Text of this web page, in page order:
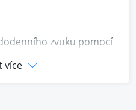
zvuku pomocí
více